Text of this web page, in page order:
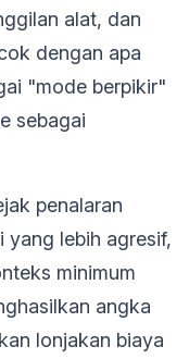
alat, dan
dengan apa
"mode berpikir"
sebagai
penalaran
yang lebih agresif,
minimum
angka
lonjakan biaya